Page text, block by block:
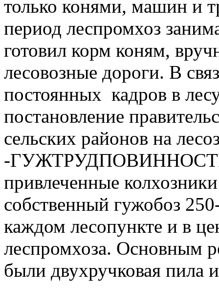
только конями, машин и
период леспромхоз
готовил корм коням,
лесовозные дороги. В
постоянных кадров в
постановление
сельских районов на
-ГУЖТРУДПОВИННОСТЬ.
привлеченные
собственный гужобоз
каждом лесопункте и в
леспромхоза. Основным
были двухручковая пила